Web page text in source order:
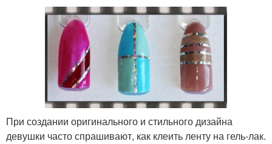
При создании оригинального и стильного дизайна
девушки часто спрашивают, как клеить ленту на гель-лак.